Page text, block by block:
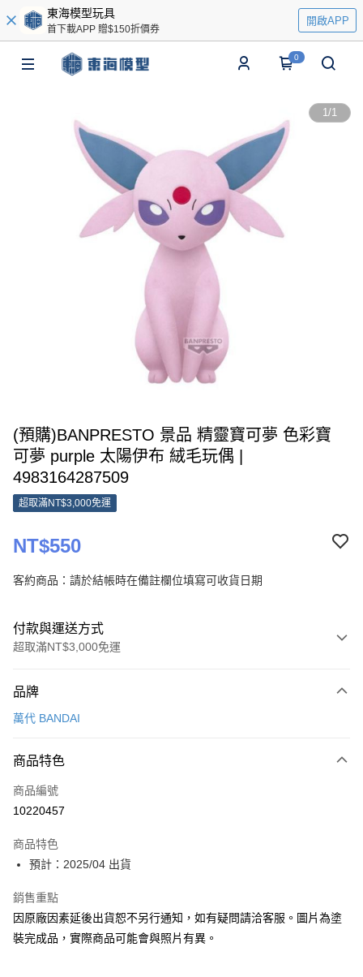
東海模型玩具
首下載APP 贈$150折價券
開啟APP
0
1/1
(預購)BANPRESTO 景品 精靈寶可夢 色彩寶
可夢 purple 太陽伊布 絨毛玩偶 |
4983164287509
超取滿NT$3,000免運
NT$550
客約商品：請於結帳時在備註欄位填寫可收貨日期
付款與運送方式
超取滿NT$3,000免運
信用卡一次付款
Apple Pay
Google Pay
大哥付你分期
相關說明
【大哥付你分期使用說明】
1.本服務由台灣大哥大提供，台灣大哥大用戶可立即使用無須另外申請。
2.付款方式選擇「大哥付你分期」，訂單成立後會自動跳轉到大哥付的交易
流程，驗證手機門號後，選擇欲分期的期數、繳款截止日，確認付款後即完
ATM付款
運送方式
品牌
萬代 BANDAI
商品特色
商品編號
10220457
商品特色
預計：2025/04 出貨
銷售重點
因原廠因素延後出貨恕不另行通知，如有疑問請洽客服。圖片為塗
裝完成品，實際商品可能會與照片有異。